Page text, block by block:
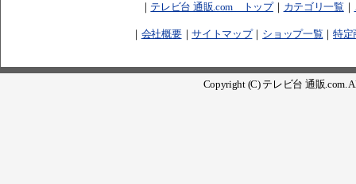
｜ テレビ台 通販.com トップ｜ カテゴリ一覧 ｜
｜ 会社概要｜サイトマップ｜ ショップ一覧 ｜特定
Copyright (C) テレビ台 通販.com.